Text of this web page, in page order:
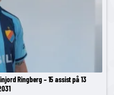
Ringberg – 15 assist på 13